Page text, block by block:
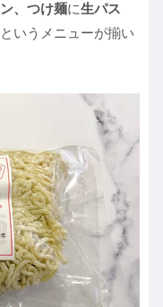
、つけ麺に生パス
いうメニューが揃い